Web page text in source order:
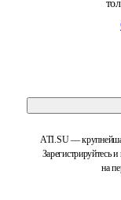
ATI.SU —
Зарегистрируйтесь
на